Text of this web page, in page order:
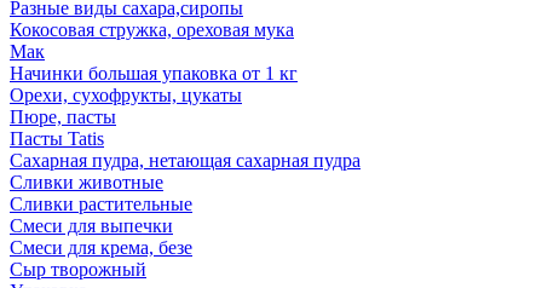
Разные виды сахара,сиропы
Кокосовая стружка, ореховая мука
Мак
Начинки большая упаковка от 1 кг
Орехи, сухофрукты, цукаты
Пюре, пасты
Пасты Tatis
Сахарная пудра, нетающая сахарная пудра
Сливки животные
Сливки растительные
Смеси для выпечки
Смеси для крема, безе
Сыр творожный